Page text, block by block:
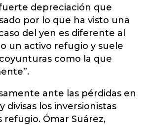
depreciación que
por lo que ha visto una
del yen es diferente al
un activo refugio y suele
como la que
ante las pérdidas en
divisas los inversionistas
refugio. Ómar Suárez,